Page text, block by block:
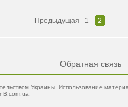
Предыдущая 1 2
Обратная связь
Украины. Использование